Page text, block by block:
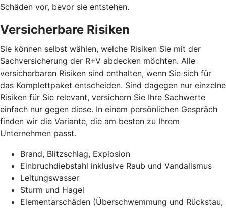
Schäden vor, bevor sie entstehen.
Versicherbare Risiken
Sie können selbst wählen, welche Risiken Sie mit der
Sachversicherung der R+V abdecken möchten. Alle
versicherbaren Risiken sind enthalten, wenn Sie sich für
das Komplettpaket entscheiden. Sind dagegen nur einzelne
Risiken für Sie relevant, versichern Sie Ihre Sachwerte
einfach nur gegen diese. In einem persönlichen Gespräch
finden wir die Variante, die am besten zu Ihrem
Unternehmen passt.
Brand, Blitzschlag, Explosion
Einbruchdiebstahl inklusive Raub und Vandalismus
Leitungswasser
Sturm und Hagel
Elementarschäden (Überschwemmung und Rückstau,